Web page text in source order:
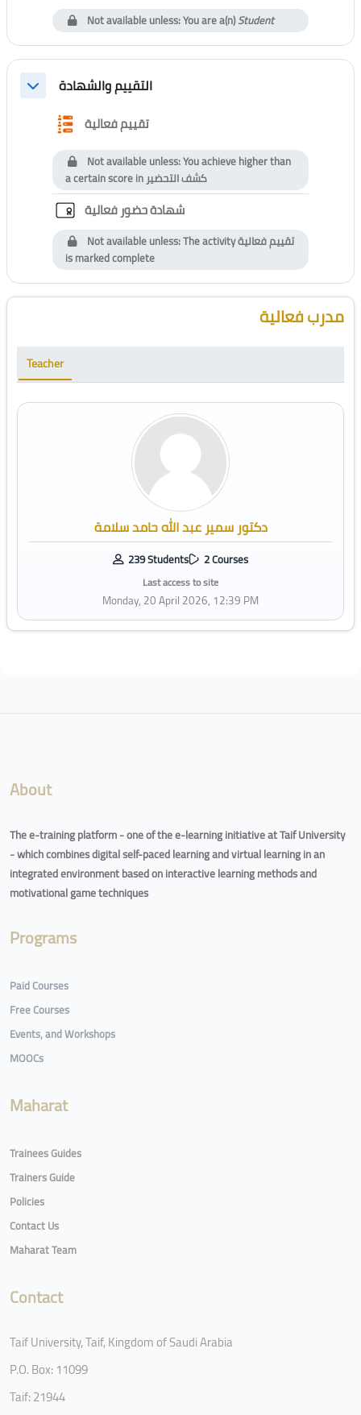
Not available unless: You are a(n)Student
Collapseالتقييم والشهادة
تقييم فعاليةQuestionnaire
Not available unless: You achieve higher than
a certain score inكشف التحضير
شهادة حضور فعاليةCustom certificate
Not available unless: The activityتقييم فعالية
is marked complete
Blocks
Skip [Cocoon] Course Instructor مدرب فعالية
Teacher
دكتور سمير عبد الله حامد سلامة
239 Students 2 Courses
Last access to site
Monday, 20 April 2026, 12:39 PM
About
The e-training platform - one of the e-learning initiative at Taif University
- which combines digital self-paced learning and virtual learning in an
integrated environment based on interactive learning methods and
motivational game techniques
Programs
Paid Courses
Free Courses
Events, and Workshops
MOOCs
Maharat
Trainees Guides
Trainers Guide
Policies
Contact Us
Maharat Team
Contact
Taif University, Taif, Kingdom of Saudi Arabia
P.O. Box: 11099
Taif: 21944